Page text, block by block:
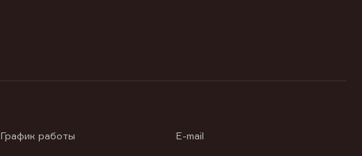
График работы E-mail